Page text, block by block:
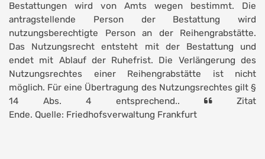
Bestattungen wird von Amts wegen bestimmt. Die
antragstellende Person der Bestattung wird
nutzungsberechtigte Person an der Reihengrabstätte.
Das Nutzungsrecht entsteht mit der Bestattung und
endet mit Ablauf der Ruhefrist. Die Verlängerung des
Nutzungsrechtes einer Reihengrabstätte ist nicht
möglich. Für eine Übertragung des Nutzungsrechtes gilt §
14 Abs. 4 entsprechend..
Zitat
Ende. Quelle: Friedhofsverwaltung Frankfurt